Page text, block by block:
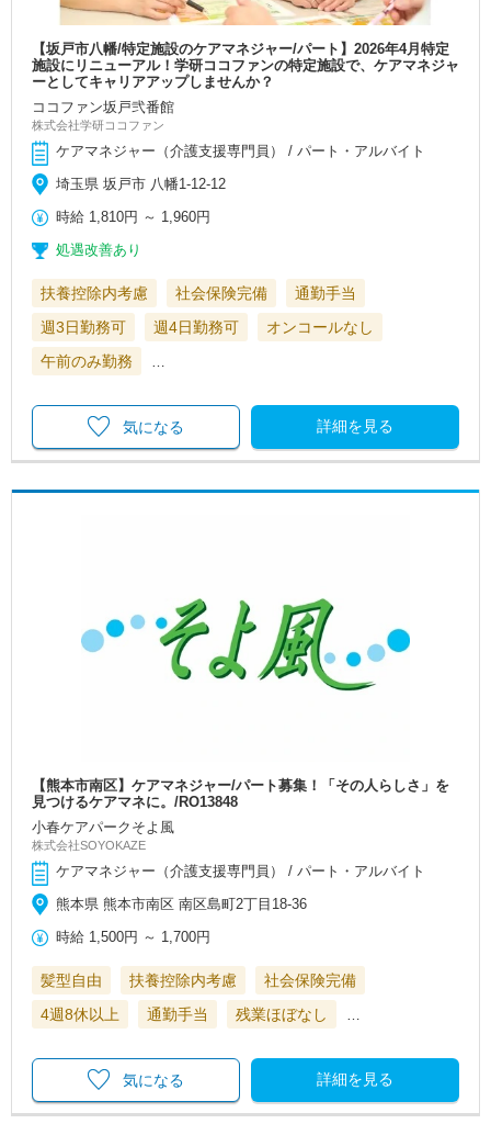
【坂戸市八幡/特定施設のケアマネジャー/パート】2026年4月特定
施設にリニューアル！学研ココファンの特定施設で、ケアマネジャ
ーとしてキャリアアップしませんか？
ココファン坂戸弐番館
株式会社学研ココファン
ケアマネジャー（介護支援専門員） / パート・アルバイト
埼玉県 坂戸市 八幡1-12-12
時給 1,810円 ～ 1,960円
処遇改善あり
扶養控除内考慮 社会保険完備
通勤手当
週3日勤務可
週4日勤務可
オンコールなし
午前のみ勤務
…
詳細を見る
気になる
【熊本市南区】ケアマネジャー/パート募集！「その人らしさ」を
見つけるケアマネに。/RO13848
小春ケアパークそよ風
株式会社SOYOKAZE
ケアマネジャー（介護支援専門員） / パート・アルバイト
熊本県 熊本市南区 南区島町2丁目18-36
時給 1,500円 ～ 1,700円
髪型自由 扶養控除内考慮
社会保険完備
4週8休以上
通勤手当 残業ほぼなし …
詳細を見る
気になる